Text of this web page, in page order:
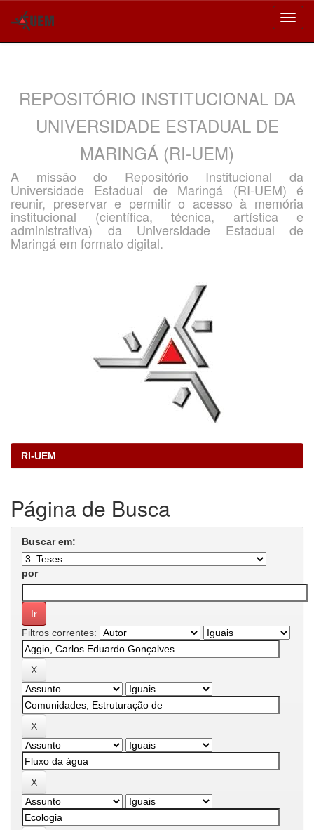
REPOSITÓRIO INSTITUCIONAL DA
UNIVERSIDADE ESTADUAL DE
MARINGÁ (RI-UEM)
A missão do Repositório Institucional da
Universidade Estadual de Maringá (RI-UEM) é
reunir, preservar e permitir o acesso à memória
institucional (científica, técnica, artística e
administrativa) da Universidade Estadual de
Maringá em formato digital.
RI-UEM
Página de Busca
Buscar em:
por
Filtros correntes: